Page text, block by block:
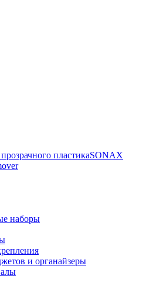
пластикаSONAX
наборы
и органайзеры